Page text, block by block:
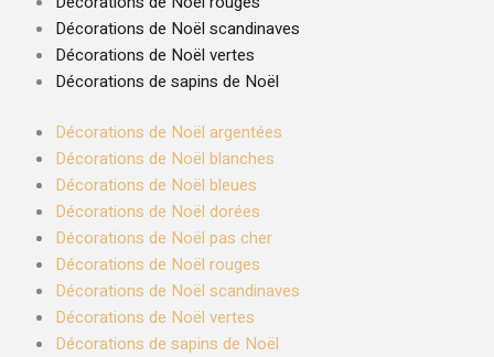
Décorations de Noël scandinaves
Décorations de Noël vertes
Décorations de sapins de Noël
Décorations de Noël argentées
Décorations de Noël blanches
Décorations de Noël bleues
Décorations de Noël dorées
Décorations de Noël pas cher
Décorations de Noël rouges
Décorations de Noël scandinaves
Décorations de Noël vertes
Décorations de sapins de Noël